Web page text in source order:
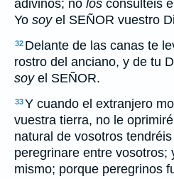
adivinos; no los consultéis
Yo soyel SEÑOR vuestro
32 Delante de las canas te
rostro del anciano, y de tu
soyel SEÑOR.
33Y cuando el extranjero
vuestra tierra, no le
natural de vosotros
peregrinare entre vosotros;
mismo; porque peregrinos